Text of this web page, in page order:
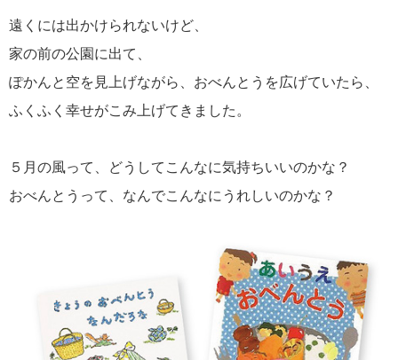
遠くには出かけられないけど、
家の前の公園に出て、
ぽかんと空を見上げながら、おべんとうを広げていたら、
ふくふく幸せがこみ上げてきました。
５月の風って、どうしてこんなに気持ちいいのかな？
おべんとうって、なんでこんなにうれしいのかな？